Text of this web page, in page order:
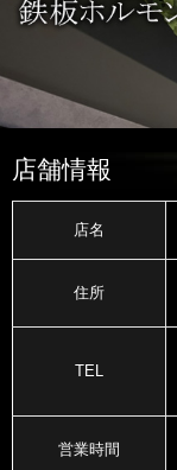
店舗情報
店名
住所
TEL
営業時間